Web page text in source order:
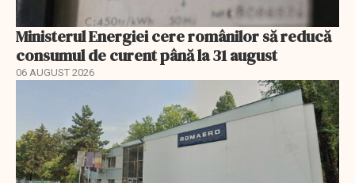
Ministerul Energiei cere românilor să reducă
consumul de curent până la 31 august
06 AUGUST 2026